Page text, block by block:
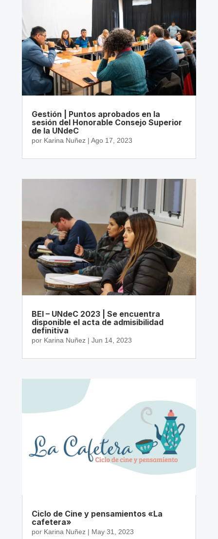
Gestión | Puntos aprobados en la
sesión del Honorable Consejo Superior
de la UNdeC
por Karina Nuñez| Ago 17, 2023
BEI – UNdeC 2023 | Se encuentra
disponible el acta de admisibilidad
definitiva
por Karina Nuñez| Jun 14, 2023
Ciclo de Cine y pensamientos «La
cafetera»
por Karina Nuñez| May 31, 2023